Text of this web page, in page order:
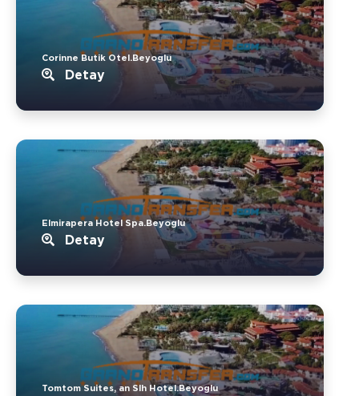
Corinne Butik Otel.Beyoglu
Detay
Elmirapera Hotel Spa.Beyoglu
Detay
Tomtom Suites, an Slh Hotel.Beyoglu